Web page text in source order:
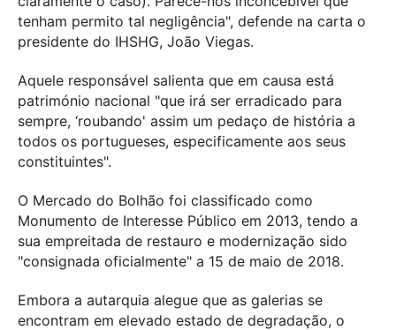
tenham permito tal negligência", defende na carta o
presidente do IHSHG, João Viegas.
Aquele responsável salienta que em causa está
património nacional "que irá ser erradicado para
sempre, ‘roubando' assim um pedaço de história a
todos os portugueses, especificamente aos seus
constituintes".
O Mercado do Bolhão foi classificado como
Monumento de Interesse Público em 2013, tendo a
sua empreitada de restauro e modernização sido
"consignada oficialmente" a 15 de maio de 2018.
Embora a autarquia alegue que as galerias se
encontram em elevado estado de degradação, o